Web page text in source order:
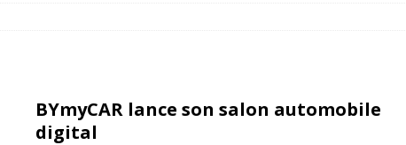
#StayHome : Honda dévoile un spot publicitaire… confiné! ACTUS
BYmyCAR lance son salon automobile
digital